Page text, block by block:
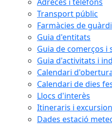
Transport públic
Farmàcies de
Guia d'entitats
Guia de comerços i
Guia d'activitats i
Calendari
Calendari de dies
Llocs d'interès
Itineraris i
Dades estació